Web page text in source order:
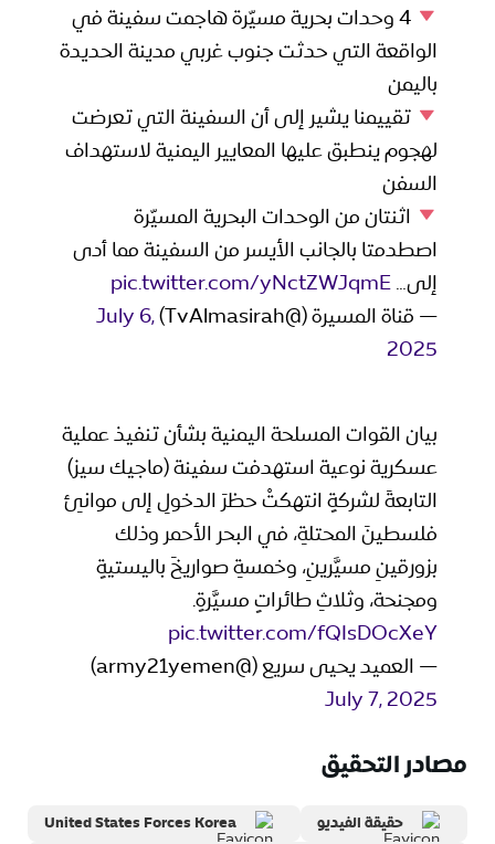
4 وحدات بحرية مسيّرة هاجمت سفينة في
الواقعة التي حدثت جنوب غربي مدينة الحديدة
باليمن
تقييمنا يشير إلى أن السفينة التي تعرضت
لهجوم ينطبق عليها المعايير اليمنية لاستهداف
السفن
اثنتان من الوحدات البحرية المسيّرة
اصطدمتا بالجانب الأيسر من السفينة مما أدى
إلى…pic.twitter.com/yNctZWJqmE
— قناة المسيرة (@TvAlmasirah)
July 6,
2025
بيان القوات المسلحة اليمنية بشأن تنفيذ عملية
عسكرية نوعية استهدفت سفينة (ماجيك سيز)
التابعةَ لشركةٍ انتهكتْ حظرَ الدخولِ إلى موانئِ
فلسطينَ المحتلةِ، في البحر الأحمر وذلك
بزورقينِ مسيَّرينِ، وخمسةِ صواريخَ باليستيةٍ
ومجنحة، وثلاثِ طائراتٍ مسيَّرةٍ.
pic.twitter.com/fQIsDOcXeY
— العميد يحيى سريع (@army21yemen)
July 7, 2025
مصادر التحقيق
حقيقة الفيديو
United States Forces Korea